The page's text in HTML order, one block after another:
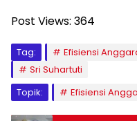
Post Views: 364
Tag: Efisiensi
Sri Suhartuti
Topik:
Efisiensi